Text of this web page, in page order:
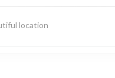
location